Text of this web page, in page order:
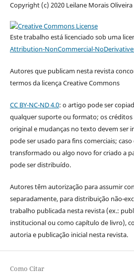
Copyright (c) 2020 Leilane Morais Oliveira
Este trabalho está licenciado sob uma
Attribution-NonCommercial-
Autores que publicam nesta revista
termos da licença Creative Commons
CC BY-NC-ND 4.0: o artigo pode ser
qualquer suporte ou formato; os
original e mudanças no texto devem ser
pode ser usado para fins comerciais;
transformado ou algo novo for criado a
pode ser distribuído.
Autores têm autorização para assumir
separadamente, para distribuição não-
trabalho publicada nesta revista (ex.:
institucional ou como capítulo de livro),
autoria e publicação inicial nesta revista.
Como Citar